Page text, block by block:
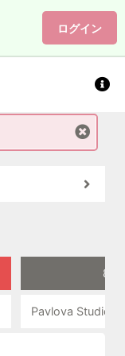
ログイン
8/
Pavlova Studio